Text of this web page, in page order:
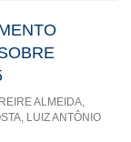
ALMEIDA,
LUIZ ANTÔNIO